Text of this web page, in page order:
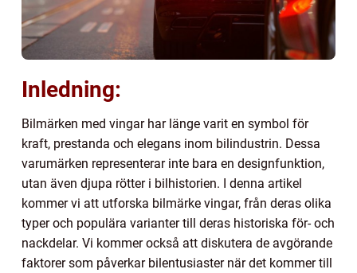
Inledning:
Bilmärken med vingar har länge varit en symbol för
kraft, prestanda och elegans inom bilindustrin. Dessa
varumärken representerar inte bara en designfunktion,
utan även djupa rötter i bilhistorien. I denna artikel
kommer vi att utforska bilmärke vingar, från deras olika
typer och populära varianter till deras historiska för- och
nackdelar. Vi kommer också att diskutera de avgörande
faktorer som påverkar bilentusiaster när det kommer till